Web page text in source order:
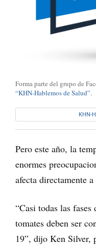
Forma parte del grupo de
“KHN-Hablemos de Salud”.
KHN-
Pero este año, la
enormes
afecta directamente
“Casi todas las
tomates deben ser
19”, dijo Ken Silver,